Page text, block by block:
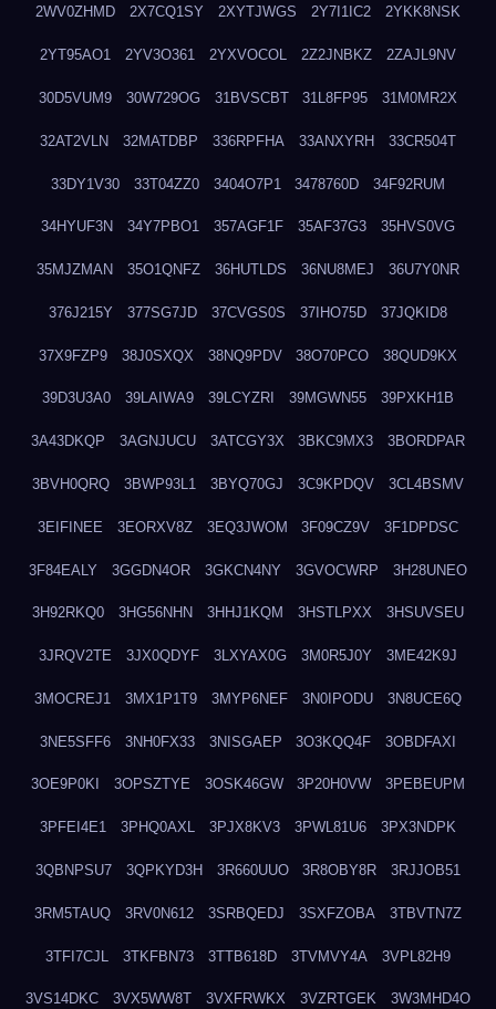
2WV0ZHMD 2X7CQ1SY 2XYTJWGS 2Y7I1IC2 2YKK8NSK
2YT95AO1 2YV3O361 2YXVOCOL 2Z2JNBKZ 2ZAJL9NV
30D5VUM9 30W729OG 31BVSCBT 31L8FP95 31M0MR2X
32AT2VLN 32MATDBP 336RPFHA 33ANXYRH 33CR504T
33DY1V30 33T04ZZ0 3404O7P1 3478760D 34F92RUM
34HYUF3N 34Y7PBO1 357AGF1F 35AF37G3 35HVS0VG
35MJZMAN 35O1QNFZ 36HUTLDS 36NU8MEJ 36U7Y0NR
376J215Y 377SG7JD 37CVGS0S 37IHO75D 37JQKID8
37X9FZP9 38J0SXQX 38NQ9PDV 38O70PCO 38QUD9KX
39D3U3A0 39LAIWA9 39LCYZRI 39MGWN55 39PXKH1B
3A43DKQP 3AGNJUCU 3ATCGY3X 3BKC9MX3 3BORDPAR
3BVH0QRQ 3BWP93L1 3BYQ70GJ 3C9KPDQV 3CL4BSMV
3EIFINEE 3EORXV8Z 3EQ3JWOM 3F09CZ9V 3F1DPDSC
3F84EALY 3GGDN4OR 3GKCN4NY 3GVOCWRP 3H28UNEO
3H92RKQ0 3HG56NHN 3HHJ1KQM 3HSTLPXX 3HSUVSEU
3JRQV2TE 3JX0QDYF 3LXYAX0G 3M0R5J0Y 3ME42K9J
3MOCREJ1 3MX1P1T9 3MYP6NEF 3N0IPODU 3N8UCE6Q
3NE5SFF6 3NH0FX33 3NISGAEP 3O3KQQ4F 3OBDFAXI
3OE9P0KI 3OPSZTYE 3OSK46GW 3P20H0VW 3PEBEUPM
3PFEI4E1 3PHQ0AXL 3PJX8KV3 3PWL81U6 3PX3NDPK
3QBNPSU7 3QPKYD3H 3R660UUO 3R8OBY8R 3RJJOB51
3RM5TAUQ 3RV0N612 3SRBQEDJ 3SXFZOBA 3TBVTN7Z
3TFI7CJL 3TKFBN73 3TTB618D 3TVMVY4A 3VPL82H9
3VS14DKC 3VX5WW8T 3VXFRWKX 3VZRTGEK 3W3MHD4O